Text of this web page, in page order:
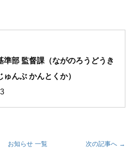
準部 監督課（ながのろうどうき
ゅんぶ かんとくか）
次の記事へ →
お知らせ 一覧